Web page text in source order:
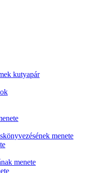
kutyapár
menete
menete